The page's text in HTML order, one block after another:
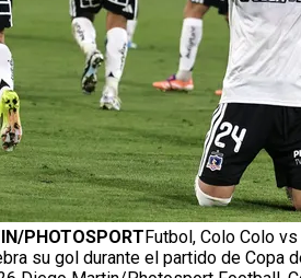
PHOTOSPORT Futbol, Colo Colo
su gol durante el partido de